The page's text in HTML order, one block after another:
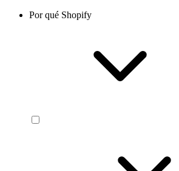
Por qué Shopify